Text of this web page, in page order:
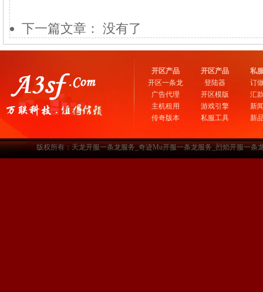
下一篇文章： 没有了
开区产品
开区一条龙
广告代理
主机租用
传奇版本
开区产品
登陆器
开区模版
游戏引擎
私服工具
私
订
汇
新
新
版权所有：天龙开服一条龙服务_奇迹Mu开服一条龙服务_烈焰开服一条